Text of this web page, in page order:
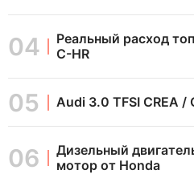
Реальный расход
C-HR
Audi 3.0 TFSI CREA /
Дизельный
мотор от Honda